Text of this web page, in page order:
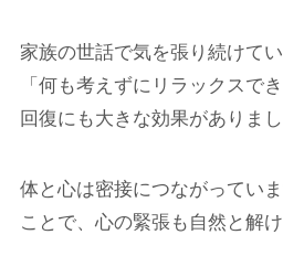
家族の世話で気を張り続けて
「何も考えずにリラックスで
回復にも大きな効果がありまし
体と心は密接につながってい
ことで、心の緊張も自然と解け